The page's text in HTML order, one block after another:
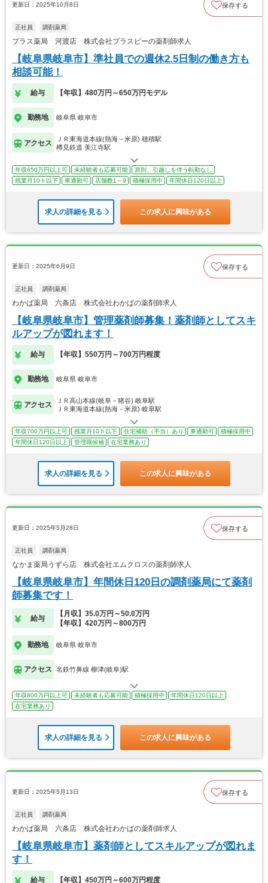
更新日：2025年10月8日 保存する
正社員 調剤薬局
プラス薬局 河渡店 株式会社プラスピーの薬剤師求人
【岐阜県岐阜市】準社員での週休2.5日制の働き方も
相談可能！
給与 【年収】480万円～650万円モデル
勤務地 岐阜県 岐阜市
アクセス
ＪＲ東海道本線(熱海－米原) 穂積駅
樽見鉄道 美江寺駅
年収650万円以上可 未経験者も応募可能
原則、引越しを伴う転勤なし
残業月10ｈ以下
車通勤可 店舗数1～9 積極採用中 年間休日120日以上
求人の詳細を見る この求人に興味がある
更新日：2025年6月9日 保存する
正社員 調剤薬局
わかば薬局 六条店 株式会社わかばの薬剤師求人
【岐阜県岐阜市】管理薬剤師募集！薬剤師としてスキ
ルアップが図れます！
給与 【年収】550万円～700万円程度
勤務地 岐阜県 岐阜市
アクセス
ＪＲ高山本線(岐阜－猪谷) 岐阜駅
ＪＲ東海道本線(熱海－米原) 岐阜駅
年収700万円以上可 残業月10ｈ以下 住宅補助（手当）あり 車通勤可
積極採用中
年間休日120日以上
管理職候補 在宅業務あり
求人の詳細を見る この求人に興味がある
更新日：2025年5月28日 保存する
正社員 調剤薬局
なかま薬局うずら店 株式会社エムクロスの薬剤師求人
【岐阜県岐阜市】年間休日120日の調剤薬局にて薬剤
師募集です！
給与
【月収】35.0万円～50.0万円
【年収】420万円～800万円
勤務地 岐阜県 岐阜市
アクセス 名鉄竹鼻線 柳津(岐阜)駅
年収800万円以上可 未経験者も応募可能 積極採用中
年間休日120日以上
在宅業務あり
求人の詳細を見る この求人に興味がある
更新日：2025年5月13日 保存する
正社員 調剤薬局
わかば薬局 六条店 株式会社わかばの薬剤師求人
【岐阜県岐阜市】薬剤師としてスキルアップが図れま
す！
給与 【年収】450万円～600万円程度